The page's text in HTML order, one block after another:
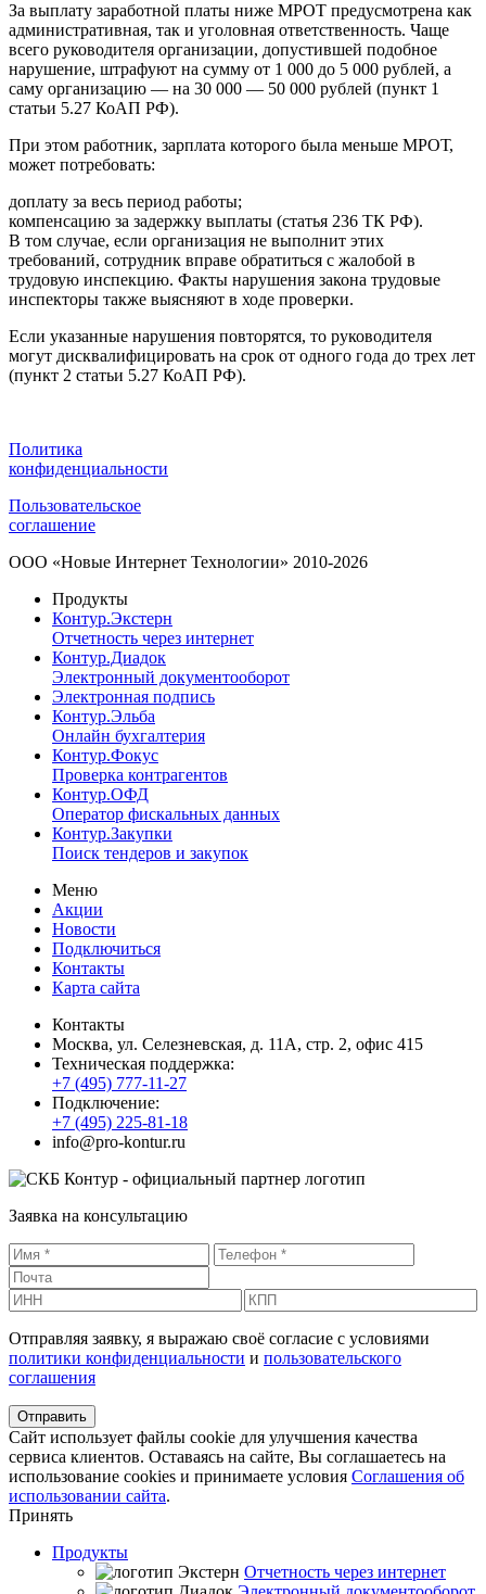
За выплату заработной платы ниже МРОТ предусмотрена как
административная, так и уголовная ответственность. Чаще
всего руководителя организации, допустившей подобное
нарушение, штрафуют на сумму от 1 000 до 5 000 рублей, а
саму организацию — на 30 000 — 50 000 рублей (пункт 1
статьи 5.27 КоАП РФ).
При этом работник, зарплата которого была меньше МРОТ,
может потребовать:
доплату за весь период работы;
компенсацию за задержку выплаты (статья 236 ТК РФ).
В том случае, если организация не выполнит этих
требований, сотрудник вправе обратиться с жалобой в
трудовую инспекцию. Факты нарушения закона трудовые
инспекторы также выясняют в ходе проверки.
Если указанные нарушения повторятся, то руководителя
могут дисквалифицировать на срок от одного года до трех лет
(пункт 2 статьи 5.27 КоАП РФ).
Политика
конфиденциальности
Пользовательское
соглашение
ООО «Новые Интернет Технологии» 2010-2026
Продукты
Контур.Экстерн
Отчетность через интернет
Контур.Диадок
Электронный документооборот
Электронная подпись
Контур.Эльба
Онлайн бухгалтерия
Контур.Фокус
Проверка контрагентов
Контур.ОФД
Оператор фискальных данных
Контур.Закупки
Поиск тендеров и закупок
Меню
Акции
Новости
Подключиться
Контакты
Карта сайта
Контакты
Москва, ул. Селезневская, д. 11А, стр. 2, офис 415
Техническая поддержка:
+7 (495) 777-11-27
Подключение:
+7 (495) 225-81-18
info@pro-kontur.ru
Заявка на консультацию
Отправляя заявку, я выражаю своё согласие с условиями
политики конфиденциальности и пользовательского
соглашения
Сайт использует файлы cookie для улучшения качества
сервиса клиентов. Оставаясь на сайте, Вы соглашаетесь на
использование cookies и принимаете условия Соглашения об
использовании сайта.
Принять
Продукты
Отчетность через интернет